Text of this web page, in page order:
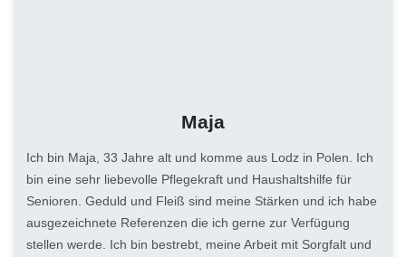
Maja
Ich bin Maja, 33 Jahre alt und komme aus Lodz in Polen. Ich
bin eine sehr liebevolle Pflegekraft und Haushaltshilfe für
Senioren. Geduld und Fleiß sind meine Stärken und ich habe
ausgezeichnete Referenzen die ich gerne zur Verfügung
stellen werde. Ich bin bestrebt, meine Arbeit mit Sorgfalt und